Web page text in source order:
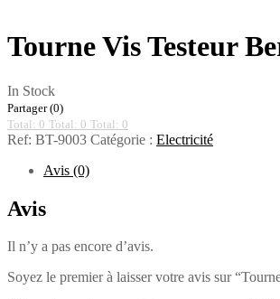
Tourne Vis Testeur
In Stock
Partager (0)
Total: 0 Total: 0 Total: 0
Ref: BT-9003 Catégorie : Electricité
Avis (0)
Avis
Il n’y a pas encore d’avis.
Soyez le premier à laisser votre avis sur